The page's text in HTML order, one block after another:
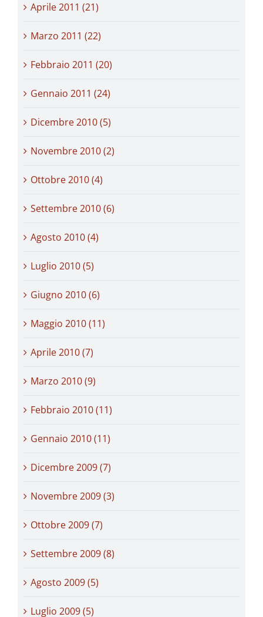
Aprile 2011 (21)
Marzo 2011 (22)
Febbraio 2011 (20)
Gennaio 2011 (24)
Dicembre 2010 (5)
Novembre 2010 (2)
Ottobre 2010 (4)
Settembre 2010 (6)
Agosto 2010 (4)
Luglio 2010 (5)
Giugno 2010 (6)
Maggio 2010 (11)
Aprile 2010 (7)
Marzo 2010 (9)
Febbraio 2010 (11)
Gennaio 2010 (11)
Dicembre 2009 (7)
Novembre 2009 (3)
Ottobre 2009 (7)
Settembre 2009 (8)
Agosto 2009 (5)
Luglio 2009 (5)